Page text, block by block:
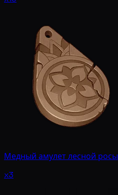
Медный амулет лесной росы
x3